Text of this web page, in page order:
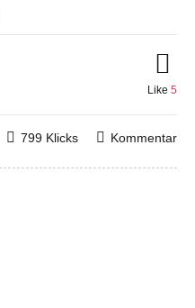
Like 5
Kommentar
799 Klicks